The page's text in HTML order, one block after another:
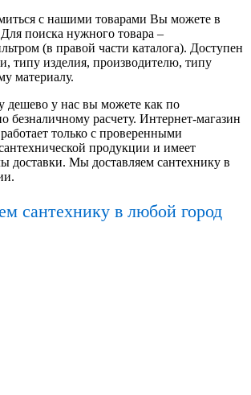
с нашими товарами Вы можете в
поиска нужного товара –
(в правой части каталога). Доступен
типу изделия, производителю, типу
материалу.
дешево у нас вы можете как по
безналичному расчету. Интернет-магазин
только с проверенными
продукции и имеет
доставки. Мы доставляем сантехнику в
сантехнику в любой город